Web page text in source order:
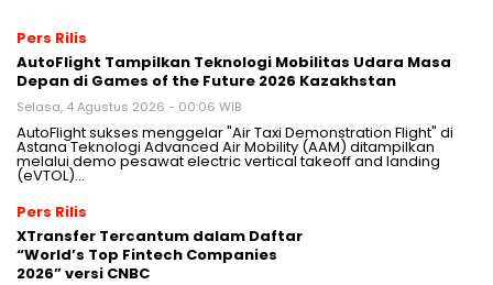
Pers Rilis
AutoFlight Tampilkan Teknologi Mobilitas Udara Masa
Depan di Games of the Future 2026 Kazakhstan
Selasa, 4 Agustus 2026 - 00:06 WIB
AutoFlight sukses menggelar "Air Taxi Demonstration Flight" di
Astana Teknologi Advanced Air Mobility (AAM) ditampilkan
melalui demo pesawat electric vertical takeoff and landing
(eVTOL)…
Pers Rilis
XTransfer Tercantum dalam Daftar
“World’s Top Fintech Companies
2026” versi CNBC